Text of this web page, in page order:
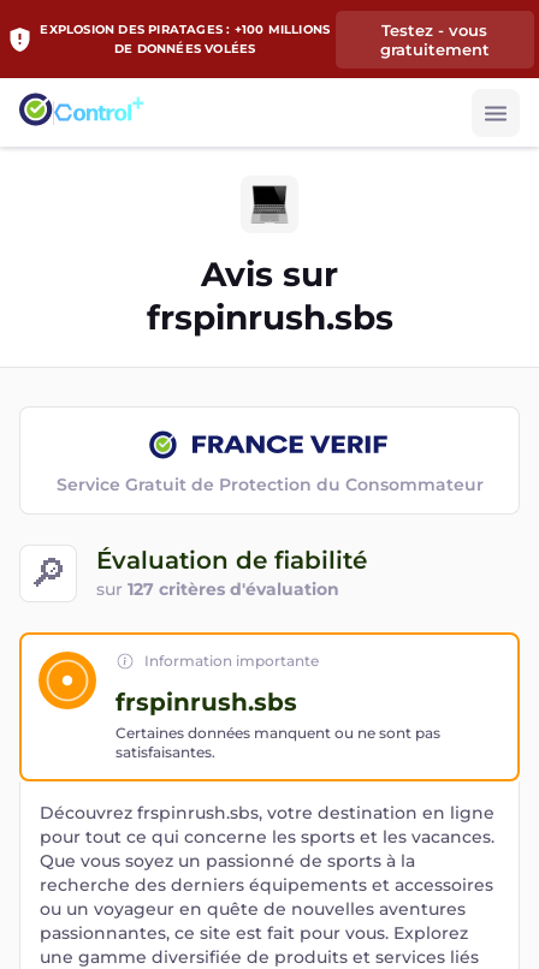
EXPLOSION DES PIRATAGES : +100 MILLIONS
DE DONNÉES VOLÉES
Testez - vous
gratuitement
Avis sur
frspinrush.sbs
🔎 Évaluation de fiabilité
sur 127 critères d'évaluation
Service Gratuit de Protection du Consommateur
Information importante
frspinrush.sbs
Certaines données manquent ou ne sont pas
satisfaisantes.
Découvrez frspinrush.sbs, votre destination en ligne
pour tout ce qui concerne les sports et les vacances.
Que vous soyez un passionné de sports à la
recherche des derniers équipements et accessoires
ou un voyageur en quête de nouvelles aventures
passionnantes, ce site est fait pour vous. Explorez
une gamme diversifiée de produits et services liés